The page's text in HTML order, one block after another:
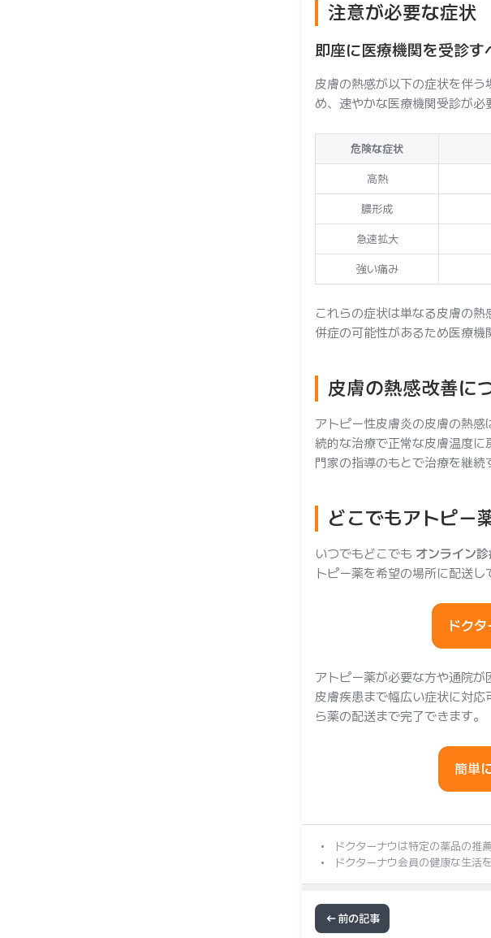
注意が必要な症状
即座に医療機関を受診す
皮膚の熱感が以下の症状を伴
め、速やかな医療機関受診が必
危険な症状
高熱
膿形成
急速拡大
強い痛み
これらの症状は単なる皮膚の
併症の可能性があるため医療機
皮膚の熱感改善に
アトピー性皮膚炎の皮膚の熱
続的な治療で正常な皮膚温度
門家の指導のもとで治療を継続
どこでもアトピー
いつでもどこでも オンライン
トピー薬を希望の場所に配送し
ドク
アトピー薬が必要な方や通院
皮膚疾患まで幅広い症状に対
ら薬の配送まで完了できます。
簡単
ドクターナウは特定の薬品の推
ドクターナウ会員の健康な生活
前の記事